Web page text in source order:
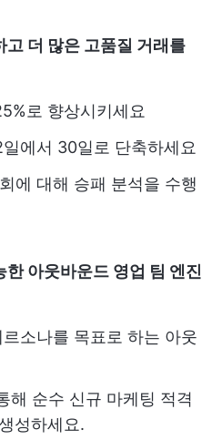
고 더 많은 고품질 거래를
로 향상시키세요
에서 30일로 단축하세요
에 대해 승패 분석을 수행
아웃바운드 영업 팀 엔진
소나를 목표로 하는 아웃
해 순수 신규 마케팅 적격
성하세요.